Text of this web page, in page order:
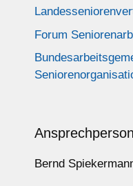
Forum
Ansprechperson
Bernd